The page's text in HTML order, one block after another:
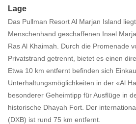
Lage
Das Pullman Resort Al Marjan Island
Menschenhand geschaffenen Insel
Ras Al Khaimah. Durch die Promenade
Privatstrand getrennt, bietet es einen
Etwa 10 km entfernt befinden sich
Unterhaltungsmöglichkeiten in der «Al
besonderer Geheimtipp für Ausflüge in
historische Dhayah Fort. Der
(DXB) ist rund 75 km entfernt.